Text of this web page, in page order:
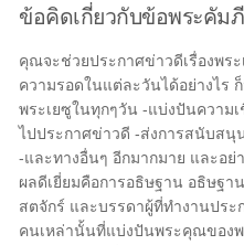
ข้อคิดเกี่ยวกับข้อพระคัม
คุณจะช่วยประกาศข่าวดีเรื่องพร
ความรอดในแต่ละวันได้อย่างไร
พระเยซูในทุกๆวัน -แบ่งปันความเ
ไปประกาศข่าวดี -ส่งการสนับส
-และทางอื่นๆ อีกมากมาย และอ
ผลดีเยี่ยมคือการอธิษฐาน อธิษฐ
สตจักร์ และบรรดาผู้ที่ทำงานประ
คนเหล่านั้นที่แบ่งปันพระคุณของพ